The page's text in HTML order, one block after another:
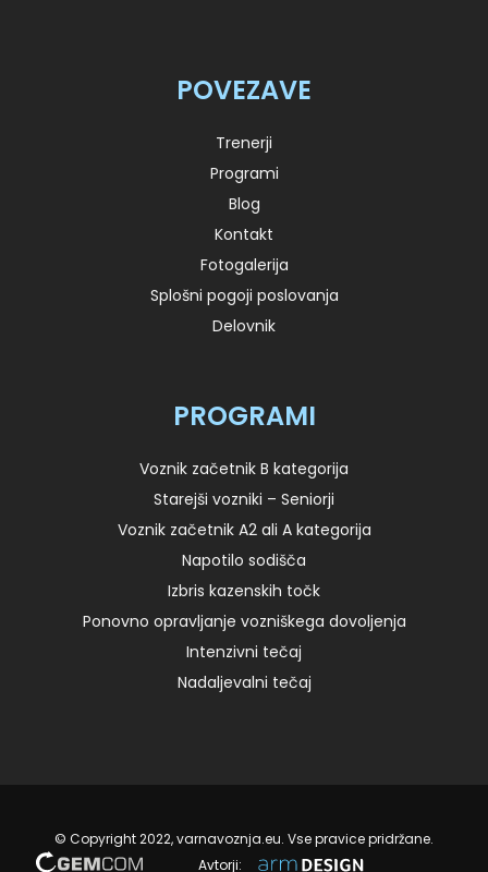
POVEZAVE
Trenerji
Programi
Blog
Kontakt
Fotogalerija
Splošni pogoji poslovanja
Delovnik
PROGRAMI
Voznik začetnik B kategorija
Starejši vozniki – Seniorji
Voznik začetnik A2 ali A kategorija
Napotilo sodišča
Izbris kazenskih točk
Ponovno opravljanje vozniškega dovoljenja
Intenzivni tečaj
Nadaljevalni tečaj
© Copyright 2022, varnavoznja.eu. Vse pravice pridržane.
Avtorji: